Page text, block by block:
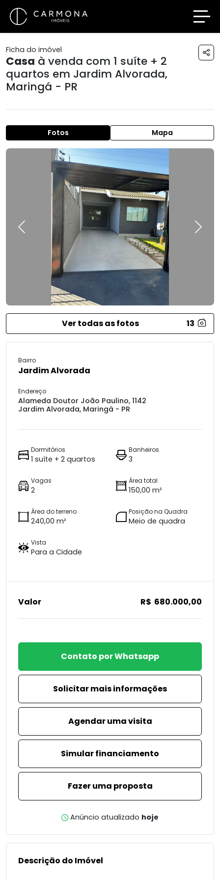
Ficha do imóvel
Casa à venda com 1 suíte + 2
quartos em Jardim Alvorada,
Maringá - PR
Fotos Mapa
Previous Next
Ver todas as fotos 13
Bairro
Jardim Alvorada
Endereço
Alameda Doutor João Paulino, 1142
Jardim Alvorada, Maringá - PR
Dormitórios
1 suíte + 2 quartos
Banheiros
3
Vagas
2
Área total
150,00 m²
Área do terreno
240,00 m²
Posição na Quadra
Meio de quadra
Vista
Para a Cidade
Valor R$ 680.000,00
Contato por Whatsapp
Solicitar mais informações
Agendar uma visita
Simular financiamento
Fazer uma proposta
Anúncio atualizado hoje
Descrição do Imóvel